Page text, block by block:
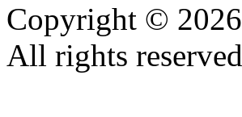
Copyright ©
All rights